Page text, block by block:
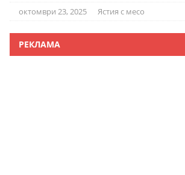
октомври 23, 2025 Ястия с месо
РЕКЛАМА